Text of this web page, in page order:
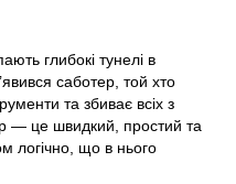
глибокі тунелі в
саботер, той хто
та збиває всіх з
— це швидкий, простий та
логічно, що в нього